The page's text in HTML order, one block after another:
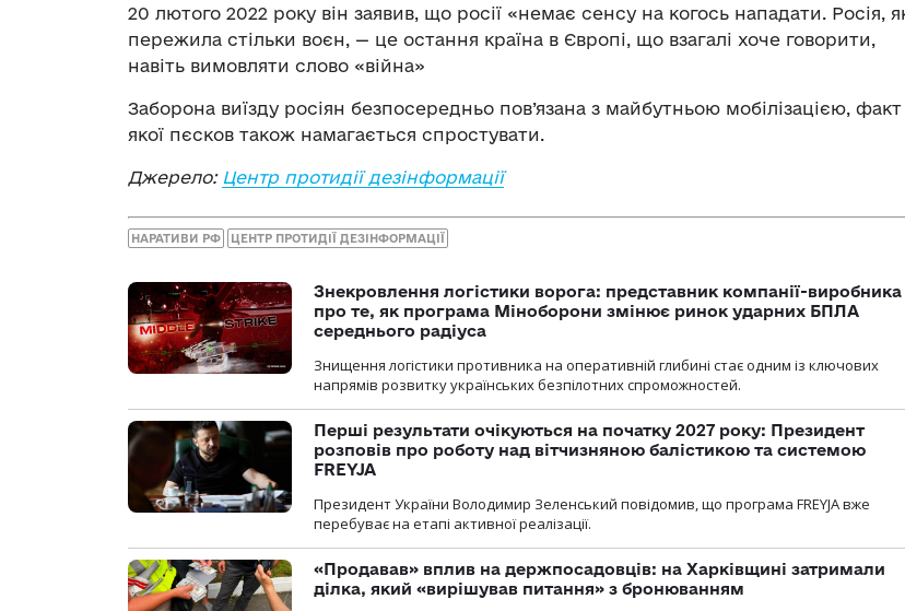
20 лютого 2022 року він заявив, що росії «немає сенсу на когось нападати. Росія,
пережила стільки воєн, — це остання країна в Європі, що взагалі хоче говорити,
навіть вимовляти слово «війна»
Заборона виїзду росіян безпосередньо пов’язана з майбутньою мобілізацією, факт
якої пєсков також намагається спростувати.
Джерело: Центр протидії дезінформації
НАРАТИВИ РФ ЦЕНТР ПРОТИДІЇ ДЕЗІНФОРМАЦІЇ
Знекровлення логістики ворога: представник компанії-виробника
про те, як програма Міноборони змінює ринок ударних БПЛА
середнього радіуса
Знищення логістики противника на оперативній глибині стає одним із ключових
напрямів розвитку українських безпілотних спроможностей.
Перші результати очікуються на початку 2027 року: Президент
розповів про роботу над вітчизняною балістикою та системою
FREYJA
Президент України Володимир Зеленський повідомив, що програма FREYJA вже
перебуває на етапі активної реалізації.
«Продавав» вплив на держпосадовців: на Харківщині затримали
ділка, який «вирішував питання» з бронюванням